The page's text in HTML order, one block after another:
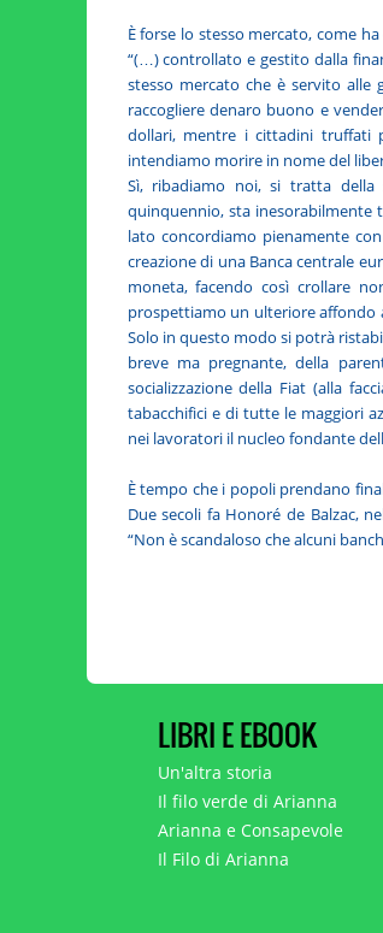
È forse lo stesso mercato, come
“(…) controllato e gestito dalla
stesso mercato che è servito alle
raccogliere denaro buono e
dollari, mentre i cittadini truffati
intendiamo morire in nome del
Sì, ribadiamo noi, si tratta della
quinquennio, sta inesorabilmente
lato concordiamo pienamente
creazione di una Banca centrale
moneta, facendo così crollare
prospettiamo un ulteriore affondo
Solo in questo modo si potrà
breve ma pregnante, della
socializzazione della Fiat (alla
tabacchifici e di tutte le maggiori
nei lavoratori il nucleo fondante
È tempo che i popoli prendano
Due secoli fa Honoré de Balzac,
“Non è scandaloso che alcuni
LIBRI E EBOOK
Un'altra storia
Il filo verde di Arianna
Arianna e Consapevole
Il Filo di Arianna